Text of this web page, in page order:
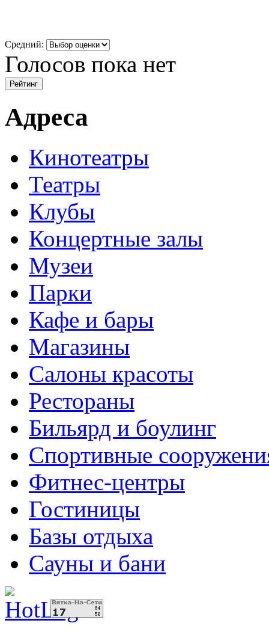
Средний:
Голосов пока нет
Адреса
Кинотеатры
Театры
Клубы
Концертные залы
Музеи
Парки
Кафе и бары
Магазины
Салоны красоты
Рестораны
Бильярд и боулинг
Спортивные
Фитнес-центры
Гостиницы
Базы отдыха
Сауны и бани